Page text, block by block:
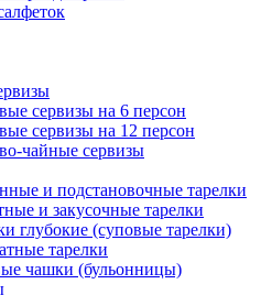
сервизы на 6 персон
сервизы на 12 персон
чайные сервизы
и подстановочные тарелки
и закусочные тарелки
глубокие (суповые тарелки)
тарелки
чашки (бульонницы)